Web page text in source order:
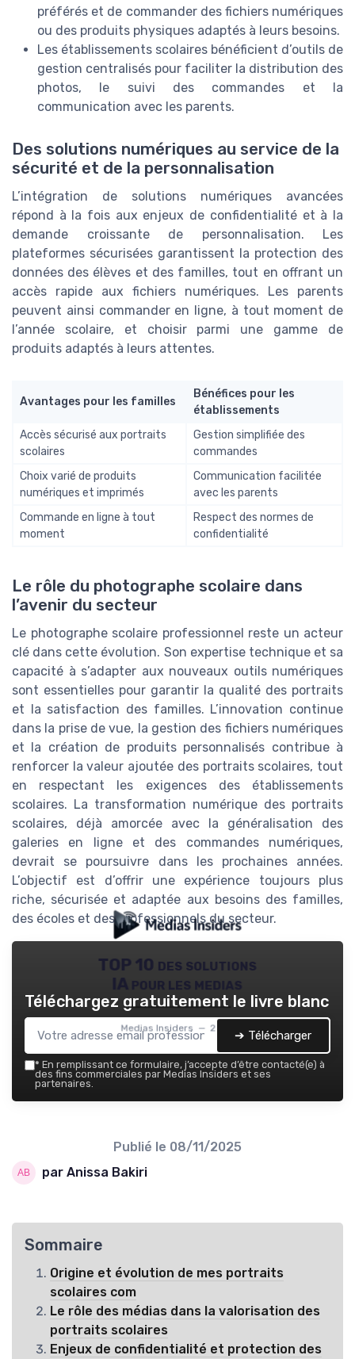
préférés et de commander des fichiers numériques
ou des produits physiques adaptés à leurs besoins.
Les établissements scolaires bénéficient d’outils de
gestion centralisés pour faciliter la distribution des
photos, le suivi des commandes et la
communication avec les parents.
Des solutions numériques au service de la
sécurité et de la personnalisation
L’intégration de solutions numériques avancées
répond à la fois aux enjeux de confidentialité et à la
demande croissante de personnalisation. Les
plateformes sécurisées garantissent la protection des
données des élèves et des familles, tout en offrant un
accès rapide aux fichiers numériques. Les parents
peuvent ainsi commander en ligne, à tout moment de
l’année scolaire, et choisir parmi une gamme de
produits adaptés à leurs attentes.
Avantages pour les familles
Bénéfices pour les
établissements
Accès sécurisé aux portraits
scolaires
Gestion simplifiée des
commandes
Choix varié de produits
numériques et imprimés
Communication facilitée
avec les parents
Commande en ligne à tout
moment
Respect des normes de
confidentialité
Le rôle du photographe scolaire dans
l’avenir du secteur
Le photographe scolaire professionnel reste un acteur
clé dans cette évolution. Son expertise technique et sa
capacité à s’adapter aux nouveaux outils numériques
sont essentielles pour garantir la qualité des portraits
et la satisfaction des familles. L’innovation continue
dans la prise de vue, la gestion des fichiers numériques
et la création de produits personnalisés contribue à
renforcer la valeur ajoutée des portraits scolaires, tout
en respectant les exigences des établissements
scolaires. La transformation numérique des portraits
scolaires, déjà amorcée avec la généralisation des
galeries en ligne et des commandes numériques,
devrait se poursuivre dans les prochaines années.
L’objectif est d’offrir une expérience toujours plus
riche, sécurisée et adaptée aux besoins des familles,
des écoles et des professionnels du secteur.
TOP 10 des solutions
IA pour les medias
Medias Insiders — 2026
Téléchargez gratuitement le livre blanc
➔ Télécharger
* En remplissant ce formulaire, j’accepte d’être contacté(e) à
des fins commerciales par Medias Insiders et ses
partenaires.
Publié le 08/11/2025
par Anissa Bakiri
Sommaire
Origine et évolution de mes portraits
scolaires com
Le rôle des médias dans la valorisation des
portraits scolaires
Enjeux de confidentialité et protection des